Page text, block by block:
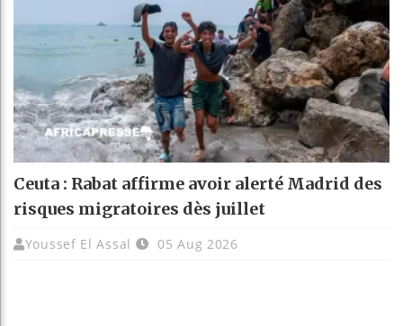
Ceuta : Rabat affirme avoir alerté Madrid des
risques migratoires dès juillet
Youssef El Assal 05 Aug 2026